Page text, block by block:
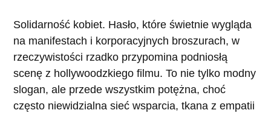
Solidarność kobiet. Hasło, które świetnie wygląda
na manifestach i korporacyjnych broszurach, w
rzeczywistości rzadko przypomina podniosłą
scenę z hollywoodzkiego filmu. To nie tylko modny
slogan, ale przede wszystkim potężna, choć
często niewidzialna sieć wsparcia, tkana z empatii